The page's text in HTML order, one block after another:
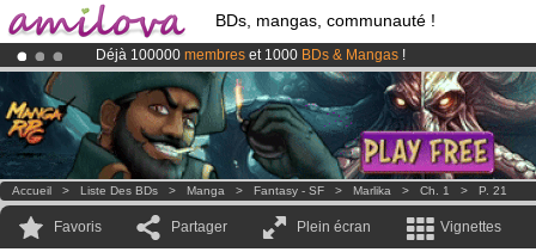
BDs, mangas, communauté !
Déjà 100000 membres et 1000 BDs & Mangas !
LeKickstarter Amilova est désormais lancé!.
Abonnement premium: à partir de
3.95 eurospar mois !Clique ici
Accueil > Liste Des BDs > Manga > Fantasy - SF > Marlika > Ch. 1 > P. 21
Favoris Partager Plein écran Vignettes